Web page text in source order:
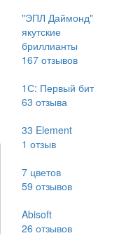
"ЭПЛ Даймонд"
якутские
бриллианты
167отзывов
1С: Первый бит
63 отзыва
33 Element
1 отзыв
7 цветов
59 отзывов
Abisoft
26 отзывов